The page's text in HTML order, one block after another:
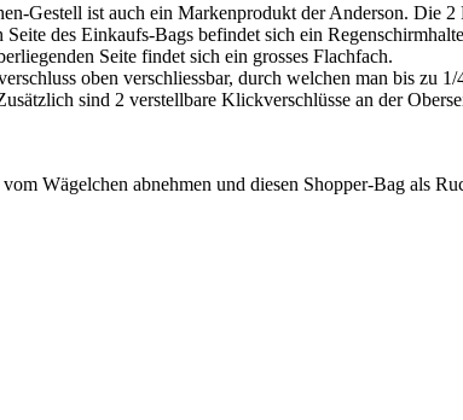
Gestell ist auch ein Markenprodukt der Anderson. Die 2
des Einkaufs-Bags befindet sich ein
Seite findet sich ein grosses Flachfach.
oben verschliessbar, durch welchen man bis zu
sind 2 verstellbare Klickverschlüsse an der
Wägelchen abnehmen und diesen Shopper-Bag als